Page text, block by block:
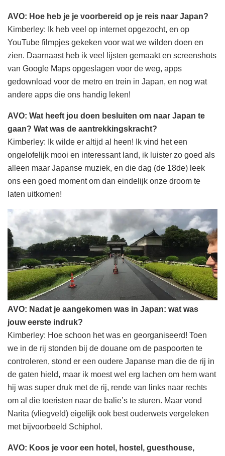
AVO: Hoe heb je je voorbereid op je reis naar Japan?
Kimberley: Ik heb veel op internet opgezocht, en op
YouTube filmpjes gekeken voor wat we wilden doen en
zien. Daarnaast heb ik veel lijsten gemaakt en screenshots
van Google Maps opgeslagen voor de weg, apps
gedownload voor de metro en trein in Japan, en nog wat
andere apps die ons handig leken!
AVO: Wat heeft jou doen besluiten om naar Japan te
gaan? Wat was de aantrekkingskracht?
Kimberley: Ik wilde er altijd al heen! Ik vind het een
ongelofelijk mooi en interessant land, ik luister zo goed als
alleen maar Japanse muziek, en die dag (de 18de) leek
ons een goed moment om dan eindelijk onze droom te
laten uitkomen!
AVO: Nadat je aangekomen was in Japan: wat was
jouw eerste indruk?
Kimberley: Hoe schoon het was en georganiseerd! Toen
we in de rij stonden bij de douane om de paspoorten te
controleren, stond er een oudere Japanse man die de rij in
de gaten hield, maar ik moest wel erg lachen om hem want
hij was super druk met de rij, rende van links naar rechts
om al die toeristen naar de balie’s te sturen. Maar vond
Narita (vliegveld) eigelijk ook best ouderwets vergeleken
met bijvoorbeeld Schiphol.
AVO: Koos je voor een hotel, hostel, guesthouse,